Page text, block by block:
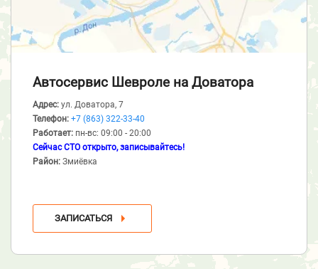
Автосервис Шевроле на Доватора
Адрес: ул. Доватора, 7
Телефон: +7 (863) 322-33-40
Работает: пн-вс: 09:00 - 20:00
Сейчас СТО открыто, записывайтесь!
Район: Змиёвка
ЗАПИСАТЬСЯ